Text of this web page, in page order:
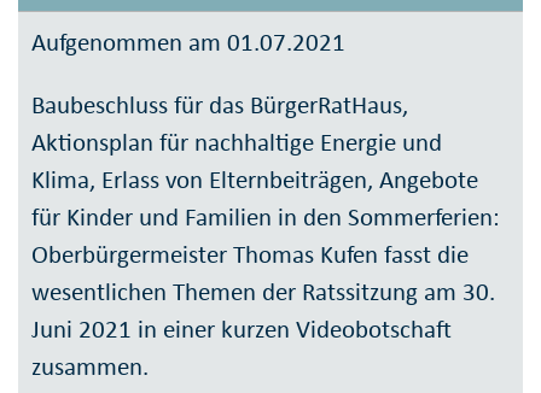
Aufgenommen am 01.07.2021
Baubeschluss für das BürgerRatHaus,
Aktionsplan für nachhaltige Energie und
Klima, Erlass von Elternbeiträgen, Angebote
für Kinder und Familien in den Sommerferien:
Oberbürgermeister Thomas Kufen fasst die
wesentlichen Themen der Ratssitzung am 30.
Juni 2021 in einer kurzen Videobotschaft
zusammen.